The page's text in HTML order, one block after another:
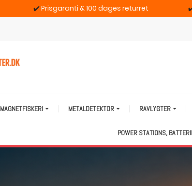
✔️Prisgaranti & 100 dages returret
MAGNETFISKERI METALDETEKTOR RAVLYGTER
POWER STATIONS,